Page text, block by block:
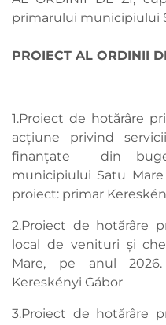
primarului municipiului
PROIECT AL ORDINII
1.Proiect de hotărâre
acţiune privind
finanţate din
municipiului Satu
proiect: primar
2.Proiect de hotărâre
local de venituri şi
Mare, pe anul
Kereskényi Gábor
3.Proiect de hotărâre